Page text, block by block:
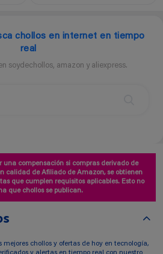
chollos en internet en tiempo
real
soydechollos, amazon y aliexpress.
una compensación si compras derivado de
calidad de Afiliado de Amazon, se obtienen
que cumplen requisitos aplicables. Esto no
que chollos se publican.
mejores chollos y ofertas de hoy en tecnología,